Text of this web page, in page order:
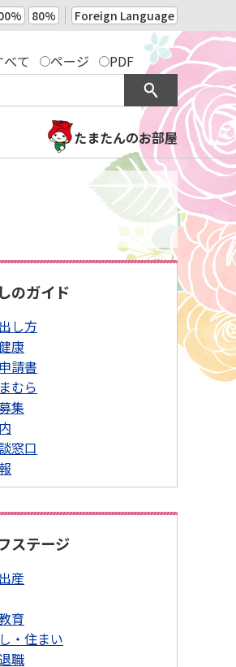
80% Foreign Language
べて ページ PDF
たまたんのお部屋
のガイド
し方
康
請書
むら
集
窓口
ステージ
産
育
・住まい
職